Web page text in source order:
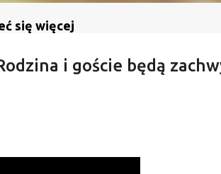
się więcej
i goście będą